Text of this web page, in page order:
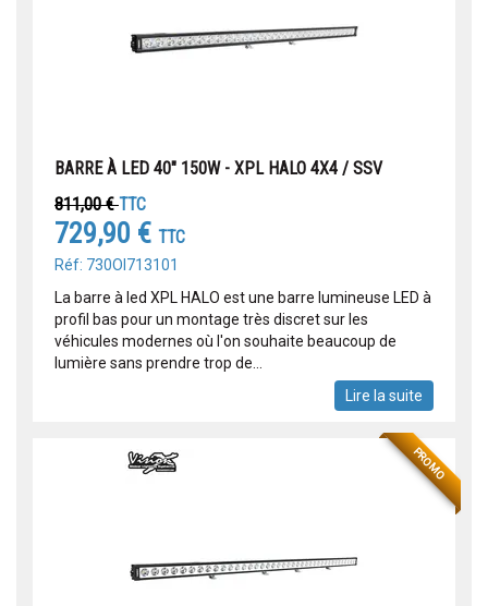
BARRE À LED 40" 150W - XPL HALO 4X4 / SSV
811,00 €TTC
729,90 € TTC
Réf: 730OI713101
La barre à led XPL HALO est une barre lumineuse LED à
profil bas pour un montage très discret sur les
véhicules modernes où l'on souhaite beaucoup de
lumière sans prendre trop de...
Lire la suite
PROMO